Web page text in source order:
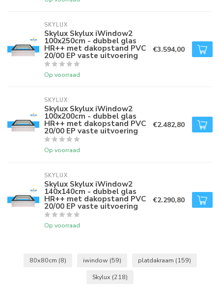
SKYLUX
Skylux Skylux iWindow2
100x250cm - dubbel glas
HR++ met dakopstand PVC
20/00 EP vaste uitvoering
Op voorraad
€3.594,00
SKYLUX
Skylux Skylux iWindow2
100x200cm - dubbel glas
HR++ met dakopstand PVC
20/00 EP vaste uitvoering
Op voorraad
€2.482,80
SKYLUX
Skylux Skylux iWindow2
140x140cm - dubbel glas
HR++ met dakopstand PVC
20/00 EP vaste uitvoering
Op voorraad
€2.290,80
80x80cm (8) iwindow (59) platdakraam (159)
Skylux (218)